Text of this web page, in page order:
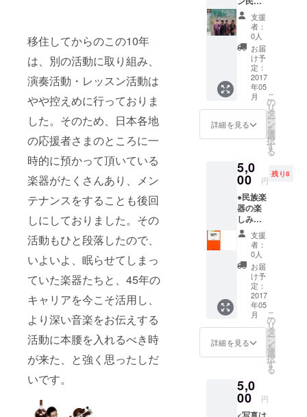
移住してからのこの10年
は、別の活動に取り組み、
演奏活動・レッスン活動は
やや控えめに行っておりま
した。そのため、日本各地
の応援者さまのところに一
時的に預かって頂いている
楽器がたくさんあり、メン
テナンスをすることも後回
しにしておりました。その
活動もひと段落したので、
いよいよ、眠らせてしまっ
ていた楽器たちと、45年の
キャリアを今こそ活用し、
より深い音楽をお伝えする
活動に本腰を入れるべき時
が来た、と強く思ったしだ
いです。
る。その
後、細野晴
臣氏、妹尾
河童氏、本
條秀太郎氏
などと共
演。
「タモリの
音楽は世界
だ」「世界
見」「開運
なんでも鑑
定団」「ナ
ビゲーター
99」「タモ
リ倶楽部」
「題名の無
い音楽会」
T.V.Radioや
雑誌の出演
取材も多
の師匠に学
び、2004年
１月の時点
レート
を掲げ
ます。
そのプ
レート
にはご
支援い
ただい
た方々
のお名
前を若
ただき
ます。
メール:
ネーム
プレー
ト写真
ととも
にお礼
のメー
ルをお
出しし
ます。
楽器十
数種を
多重録
音し
た、ア
フガン
語抒情
詩のCD
をお送
りいた
しま
す。 ●
の方に
は、書
き添え
させて
頂きま
す。 ●
スタジ
オ入口
のネー
ムプ
レート:
スタジ
オ入口
にネー
ムプ
レート
を掲げ
にはご
支援い
支援
者：
0人
お届
け予
定：
2017
年05
月
詳細を見る
こ
の
リ
タ
ー
ン
を
選
択
す
る
5,0
00 円
残り8
●民族楽
器の楽
しみと
レッス
ンを始
める前
のアド
ヴァイ
スなど
をわか
り易く
紹介し
た明治
書院の
著書を
ます。
●サイン
ご希望
支援
者：
0人
お届
け予
定：
2017
年05
月
詳細を見る
こ
の
リ
タ
ー
ン
を
選
択
す
る
5,0
00 円